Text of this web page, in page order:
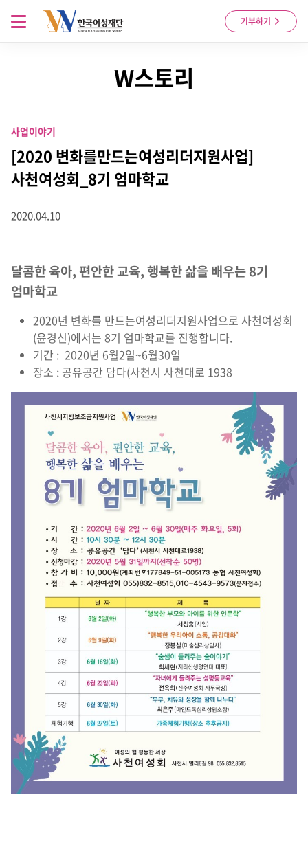
Skip to content
기부하기
메뉴 열기
W스토리
사업이야기
[2020 변화를만드는여성리더지원사업]
사천여성회_8기 엄마학교
2020.04.10
달콤한 육아, 편안한 교육, 행복한 삶을 배우는 8기
엄마학교
2020년 변화를 만드는여성리더지원사업으로 사천여성회
(윤경신)에서는 8기 엄마학교를 진행합니다.
기간 : 2020년 6월2일~6월30일
장소 : 공유공간 담다(사천시 사천대로 1938